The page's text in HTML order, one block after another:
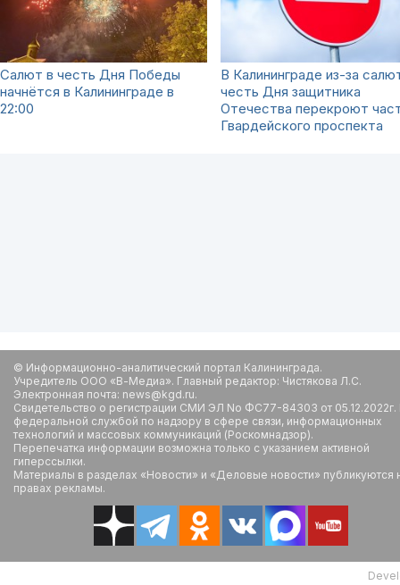
Салют в честь Дня Победы
начнётся в Калининграде в
22:00
В Калининграде из-за
честь Дня защитника
Отечества перекроют
Гвардейского проспекта
© Информационно-аналитический портал Калининграда.
Учредитель ООО «В-Медиа». Главный редактор: Чистякова Л.С.
Электронная почта: news@kgd.ru.
Свидетельство о регистрации СМИ ЭЛ No ФС77-84303 от
федеральной службой по надзору в сфере связи, информационных
технологий и массовых коммуникаций (Роскомнадзор).
Перепечатка информации возможна только с указанием активной
гиперссылки.
Материалы в разделах «Новости» и «Деловые новости» публикуются
правах рекламы.